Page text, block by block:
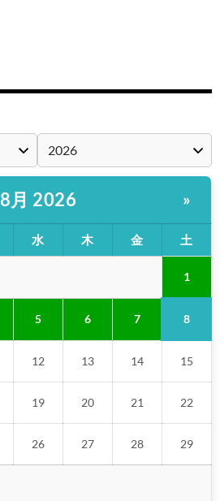
8月 2026 »
水 木 金 土
1
5 6 7 8
12 13 14 15
19 20 21 22
26 27 28 29